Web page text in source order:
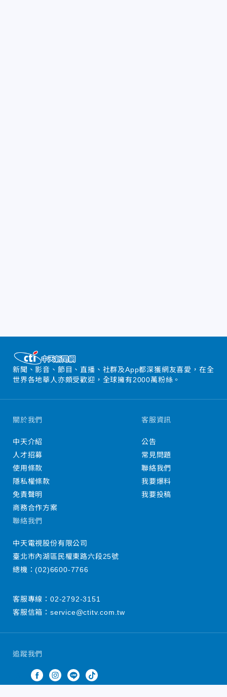
新聞、影音、節目、直播、社群及App都深獲網友喜愛，在全
世界各地華人亦頗受歡迎，全球擁有2000萬粉絲。
追蹤我們
關於我們
中天介紹
人才招募
使用條款
隱私權條款
免責聲明
商務合作方案
客服資訊
公告
常見問題
聯絡我們
我要爆料
我要投稿
聯絡我們
中天電視股份有限公司
臺北市內湖區民權東路六段25號
總機：(02)6600-7766
客服專線： 02-2792-3151
客服信箱： service@ctitv.com.tw